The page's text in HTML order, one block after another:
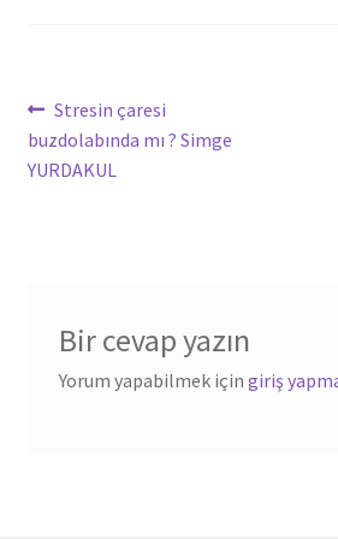
Yazı
dolaşımı
Önceki
yazı:
Stresin çaresi
buzdolabında mı ? Simge
YURDAKUL
Bir cevap yazın
Yorum yapabilmek için giriş